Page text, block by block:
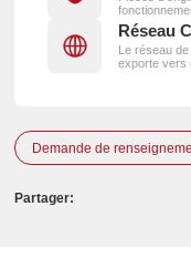
Réseau
Le réseau
exporte vers
Demande de
Partager: